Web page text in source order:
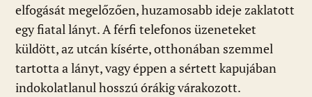
elfogását megelőzően, huzamosabb ideje zaklatott
egy fiatal lányt. A férfi telefonos üzeneteket
küldött, az utcán kísérte, otthonában szemmel
tartotta a lányt, vagy éppen a sértett kapujában
indokolatlanul hosszú órákig várakozott.